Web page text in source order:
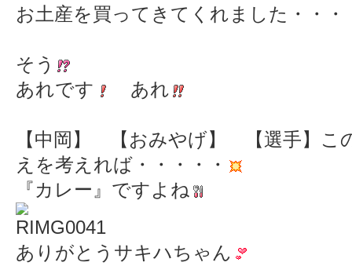
お土産を買ってきてくれました・・・
そう
あれです
あれ
【中岡】 【おみやげ】 【選手】こ
えを考えれば・・・・・
『カレー』ですよね
ありがとうサキハちゃん